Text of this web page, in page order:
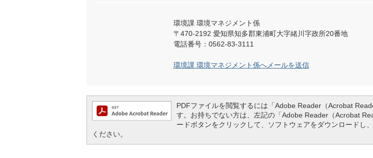
環境課 環境マネジメント係
〒470-2192 愛知県知多郡東浦町大字緒川字政所20番地
電話番号：0562-83-3111
環境課 環境マネジメント係へメールを送信
PDFファイルを閲覧するには「Adobe Reader（Acrobat
す。お持ちでない方は、左記の「Adobe Reader（Acrobat
ードボタンをクリックして、ソフトウェアをダウンロードし
ください。